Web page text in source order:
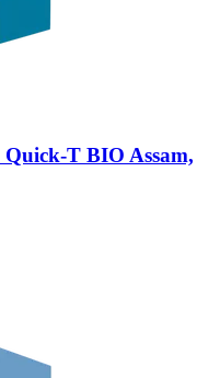
Quick-​T BIO Assam,